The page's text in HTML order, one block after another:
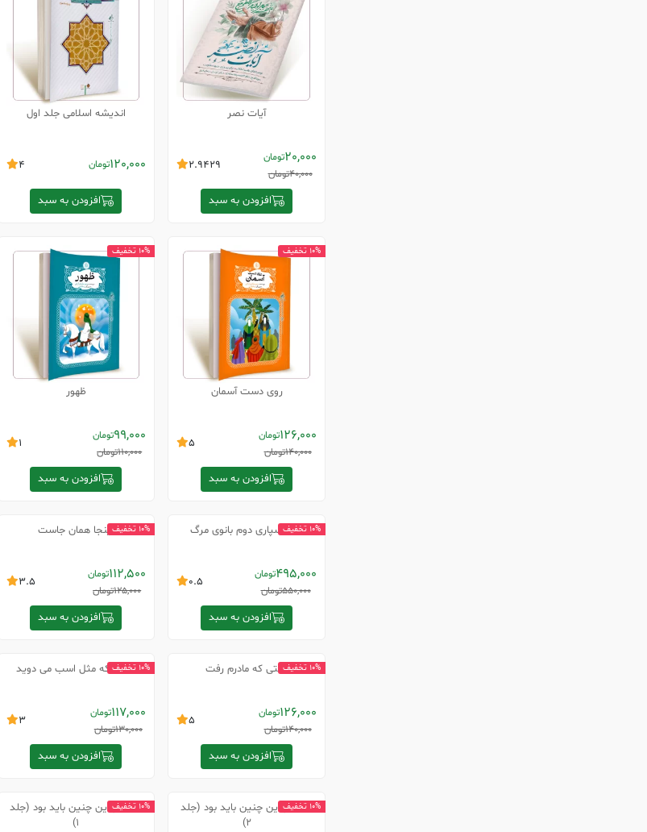
آیات نصر
20,000تومان
40,000تومان
2.9429
افزودن به سبد
اندیشه اسلامی جلد اول
120,000تومان 4
افزودن به سبد
روی دست آسمان
126,000تومان
140,000تومان
5
افزودن به سبد
10% تخفیف
ظهور
99,000تومان
110,000تومان
1
افزودن به سبد
10% تخفیف
خاک سپاری دوم بانوی مرگ
495,000تومان
550,000تومان
0.5
افزودن به سبد
10% تخفیف اینجا همان جاست
112,500تومان
125,000تومان
3.5
افزودن به سبد
10% تخفیف
وقتی که مادرم رفت
126,000تومان
140,000تومان
5
افزودن به سبد
10% تخفیف کوهی که مثل اسب می دوید
117,000تومان
130,000تومان
3
افزودن به سبد
10% تخفیف
فرزندم این چنین باید بود (جلد
2)
10% تخفیف
فرزندم این چنین باید بود (جلد
1)
10% تخفیف